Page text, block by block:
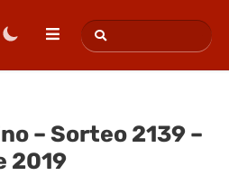
– Sorteo 2139 –
2019